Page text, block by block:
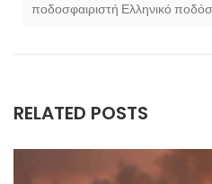
ποδοσφαιριστή ​Ελληνικό
RELATED POSTS